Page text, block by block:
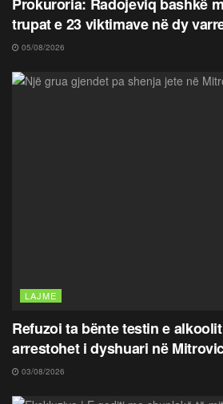
Prokuroria: Radojeviq bashkë
trupat e 23 viktimave në dy
05/08/2026
LAJME
Refuzoi ta bënte testin e
arrestohet i dyshuari në
03/08/2026